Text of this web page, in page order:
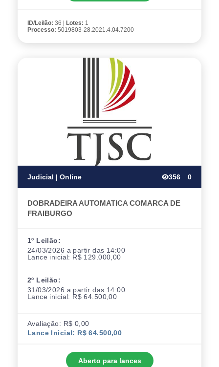
ID/Leilão: 36 | Lotes: 1
Processo: 5019803-28.2021.4.04.7200
Judicial | Online 356 0
DOBRADEIRA AUTOMATICA COMARCA DE
FRAIBURGO
1º Leilão:
24/03/2026 a partir das 14:00
Lance inicial: R$ 129.000,00
2º Leilão:
31/03/2026 a partir das 14:00
Lance inicial: R$ 64.500,00
Avaliação: R$ 0,00
Lance Inicial: R$ 64.500,00
Aberto para lances